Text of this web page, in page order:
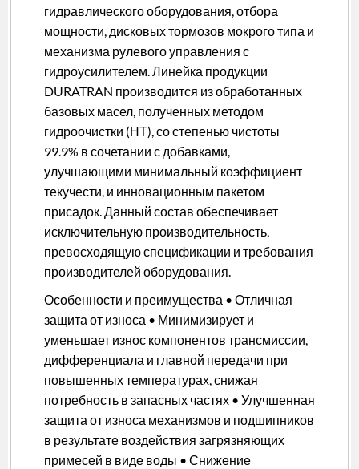
гидравлического оборудования, отбора
мощности, дисковых тормозов мокрого типа и
механизма рулевого управления с
гидроусилителем. Линейка продукции
DURATRAN производится из обработанных
базовых масел, полученных методом
гидроочистки (НТ), со степенью чистоты
99.9% в сочетании с добавками,
улучшающими минимальный коэффициент
текучести, и инновационным пакетом
присадок. Данный состав обеспечивает
исключительную производительность,
превосходящую спецификации и требования
производителей оборудования.
Особенности и преимущества • Отличная
защита от износа • Минимизирует и
уменьшает износ компонентов трансмиссии,
дифференциала и главной передачи при
повышенных температурах, снижая
потребность в запасных частях • Улучшенная
защита от износа механизмов и подшипников
в результате воздействия загрязняющих
примесей в виде воды • Снижение